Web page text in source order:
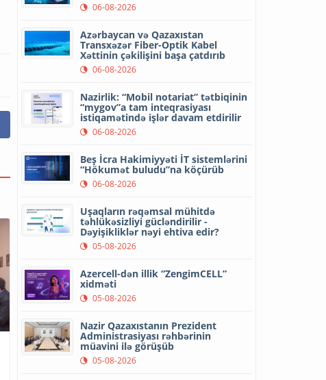
06-08-2026
Azərbaycan və Qazaxıstan
Transxəzər Fiber-Optik Kabel
Xəttinin çəkilişini başa çatdırıb
06-08-2026
Nazirlik: “Mobil notariat” tətbiqinin
“mygov”a tam inteqrasiyası
istiqamətində işlər davam etdirilir
06-08-2026
Beş İcra Hakimiyyəti İT sistemlərini
“Hökumət buludu”na köçürüb
06-08-2026
Uşaqların rəqəmsal mühitdə
təhlükəsizliyi gücləndirilir -
Dəyişikliklər nəyi ehtiva edir?
05-08-2026
Azercell-dən illik “ZengimCELL”
xidməti
05-08-2026
Nazir Qazaxıstanın Prezident
Administrasiyası rəhbərinin
müavini ilə görüşüb
05-08-2026